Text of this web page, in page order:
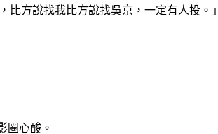
方說找我比方說找吳京，一定有人投。」
圈心酸。